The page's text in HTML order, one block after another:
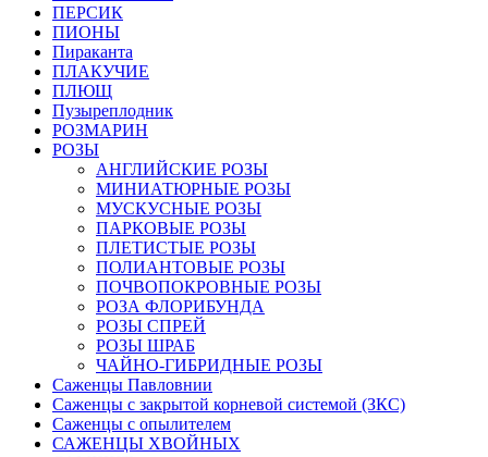
ПЕРСИК
ПИОНЫ
Пираканта
ПЛАКУЧИЕ
ПЛЮЩ
Пузыреплодник
РОЗМАРИН
РОЗЫ
АНГЛИЙСКИЕ РОЗЫ
МИНИАТЮРНЫЕ РОЗЫ
МУСКУСНЫЕ РОЗЫ
ПАРКОВЫЕ РОЗЫ
ПЛЕТИСТЫЕ РОЗЫ
ПОЛИАНТОВЫЕ РОЗЫ
ПОЧВОПОКРОВНЫЕ РОЗЫ
РОЗА ФЛОРИБУНДА
РОЗЫ СПРЕЙ
РОЗЫ ШРАБ
ЧАЙНО-ГИБРИДНЫЕ РОЗЫ
Саженцы Павловнии
Саженцы с закрытой корневой системой (ЗКС)
Саженцы с опылителем
САЖЕНЦЫ ХВОЙНЫХ